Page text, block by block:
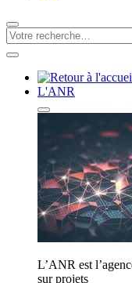
L'ANR
L’ANR est
sur projets